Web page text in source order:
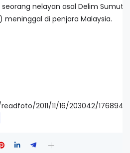
nelayan asal Delim Sumut
meninggal di penjara Malaysia.
2011/11/16/203042/